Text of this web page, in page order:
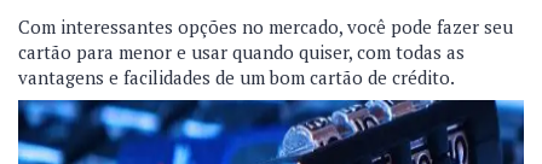
Com interessantes opções no mercado, você pode fazer seu
cartão para menor e usar quando quiser, com todas as
vantagens e facilidades de um bom cartão de crédito.